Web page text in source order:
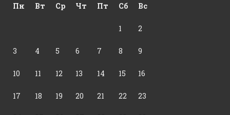
Пн
Вт Ср Чт Пт Сб Вс
1 2
3 4 5 6 7 8 9
10 11 12 13 14 15 16
17 18 19 20 21 22 23